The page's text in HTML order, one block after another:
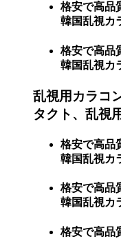
格安で高品
韓国乱視カ
格安で高品
韓国乱視カ
乱視用カラコ
タクト、乱視
格安で高品
韓国乱視カ
格安で高品
韓国乱視カ
格安で高品